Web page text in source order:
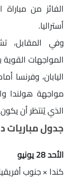
الفائز من
أستراليا.
المواجهات القوية
اليابان، وفرنسا
مواجهة هولندا
الذي يُنتظر أن
جدول مباريات دور الـ32 في كأس
الأحد 28 يونيو
كندا × جنوب أفريقيا – 10:00